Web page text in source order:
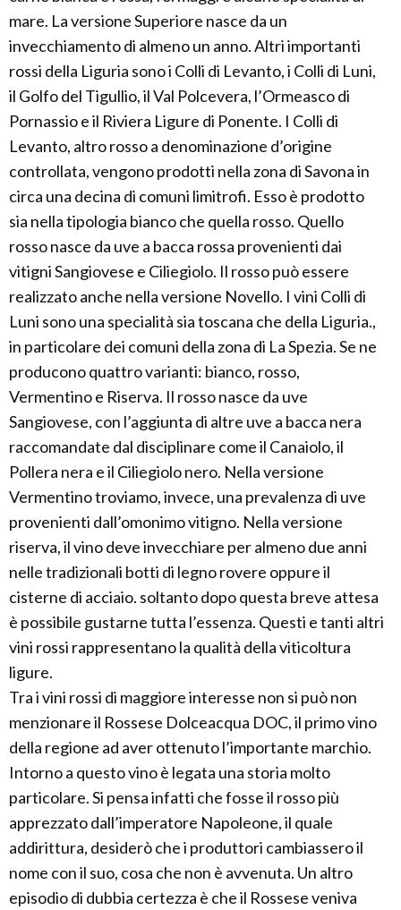
mare. La versione Superiore nasce da un
invecchiamento di almeno un anno. Altri importanti
rossi della Liguria sono i Colli di Levanto, i Colli di Luni,
il Golfo del Tigullio, il Val Polcevera, l’Ormeasco di
Pornassio e il Riviera Ligure di Ponente. I Colli di
Levanto, altro rosso a denominazione d’origine
controllata, vengono prodotti nella zona di Savona in
circa una decina di comuni limitrofi. Esso è prodotto
sia nella tipologia bianco che quella rosso. Quello
rosso nasce da uve a bacca rossa provenienti dai
vitigni Sangiovese e Ciliegiolo. Il rosso può essere
realizzato anche nella versione Novello. I vini Colli di
Luni sono una specialità sia toscana che della Liguria.,
in particolare dei comuni della zona di La Spezia. Se ne
producono quattro varianti: bianco, rosso,
Vermentino e Riserva. Il rosso nasce da uve
Sangiovese, con l’aggiunta di altre uve a bacca nera
raccomandate dal disciplinare come il Canaiolo, il
Pollera nera e il Ciliegiolo nero. Nella versione
Vermentino troviamo, invece, una prevalenza di uve
provenienti dall’omonimo vitigno. Nella versione
riserva, il vino deve invecchiare per almeno due anni
nelle tradizionali botti di legno rovere oppure il
cisterne di acciaio. soltanto dopo questa breve attesa
è possibile gustarne tutta l’essenza. Questi e tanti altri
vini rossi rappresentano la qualità della viticoltura
ligure.
Tra i vini rossi di maggiore interesse non si può non
menzionare il Rossese Dolceacqua DOC, il primo vino
della regione ad aver ottenuto l’importante marchio.
Intorno a questo vino è legata una storia molto
particolare. Si pensa infatti che fosse il rosso più
apprezzato dall’imperatore Napoleone, il quale
addirittura, desiderò che i produttori cambiassero il
nome con il suo, cosa che non è avvenuta. Un altro
episodio di dubbia certezza è che il Rossese veniva